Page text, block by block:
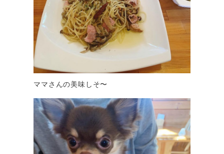
ママさんの美味しそ〜